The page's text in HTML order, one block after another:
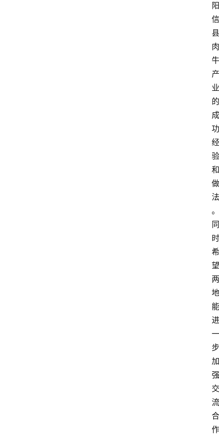
阳
信
县
肉
牛
产
业
的
成
功
经
验
和
做
法
。
同
时
希
望
两
地
能
进
一
步
加
强
交
流
合
作